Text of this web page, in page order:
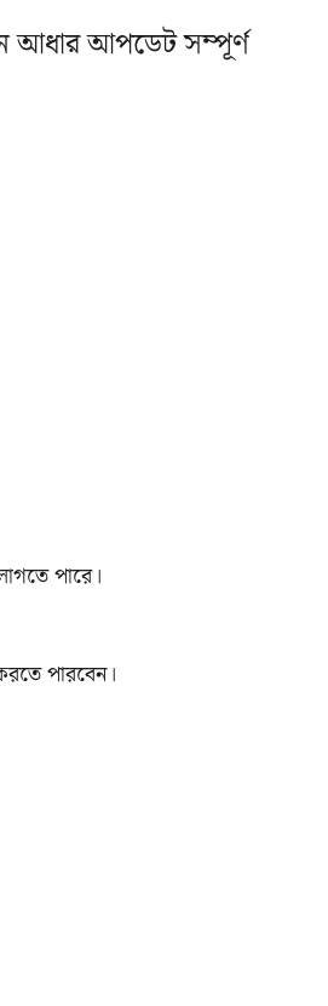
আধার আপডেট সম্পূর্ণ
পারে।
পারবেন।